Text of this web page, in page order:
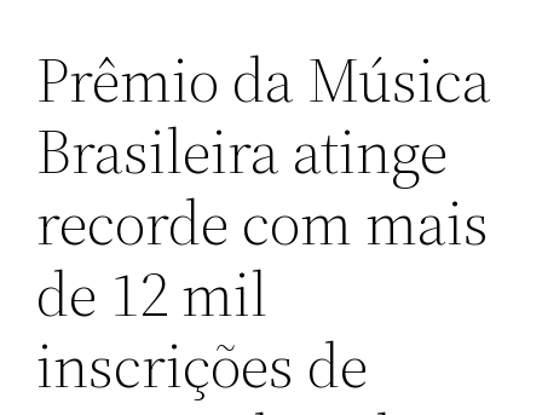
Prêmio da Música
Brasileira atinge
recorde com mais
de 12 mil
inscrições de